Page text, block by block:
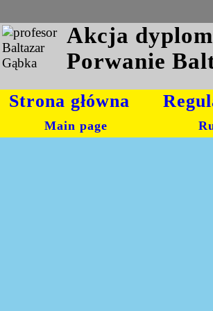
Akcja
Porwanie
Strona główna
Main page